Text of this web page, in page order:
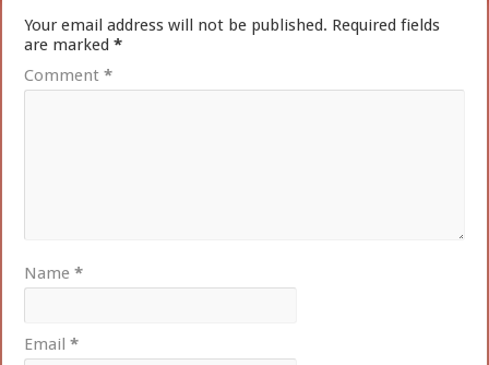
Your email address will not be published. Required fields
are marked*
Comment*
Name*
Email*